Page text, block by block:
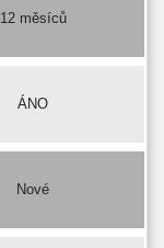
12 měsíců
ÁNO
Nové